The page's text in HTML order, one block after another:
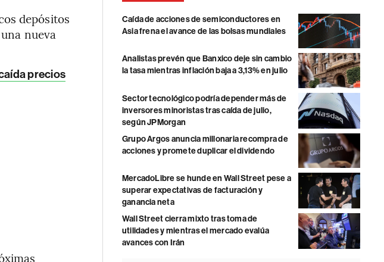
depósitos
nueva
precios
Caída de acciones de semiconductores en
Asia frena el avance de las bolsas mundiales
Analistas prevén que Banxico deje sin cambio
la tasa mientras inflación baja a 3,13% en julio
Sector tecnológico podría depender más de
inversores minoristas tras caída de julio,
según JPMorgan
Grupo Argos anuncia millonaria recompra de
acciones y promete duplicar el dividendo
MercadoLibre se hunde en Wall Street pese a
superar expectativas de facturación y
ganancia neta
Wall Street cierra mixto tras toma de
utilidades y mientras el mercado evalúa
avances con Irán